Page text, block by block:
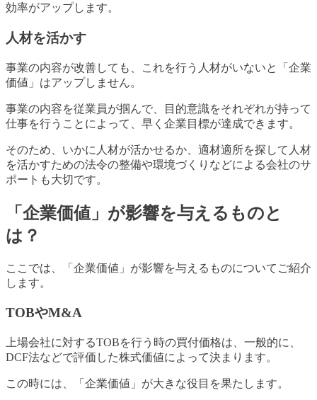
効率がアップします。
人材を活かす
事業の内容が改善しても、これを行う人材がいないと「企業
価値」はアップしません。
事業の内容を従業員が掴んで、目的意識をそれぞれが持って
仕事を行うことによって、早く企業目標が達成できます。
そのため、いかに人材が活かせるか、適材適所を探して人材
を活かすための法令の整備や環境づくりなどによる会社のサ
ポートも大切です。
「企業価値」が影響を与えるものと
は？
ここでは、「企業価値」が影響を与えるものについてご紹介
します。
TOBやM&A
上場会社に対するTOBを行う時の買付価格は、一般的に、
DCF法などで評価した株式価値によって決まります。
この時には、「企業価値」が大きな役目を果たします。